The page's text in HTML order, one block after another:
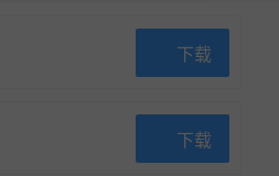
下载
下载